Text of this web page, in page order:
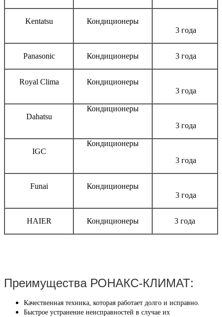
Kentatsu
Кондиционеры
3 года
Panasonic Кондиционеры 3 года
Royal Clima
Кондиционеры
3 года
Dahatsu
Кондиционеры
3 года
IGC
Кондиционеры
3 года
Funai
Кондиционеры
3 года
HAIER Кондиционеры 3 года
Преимущества РОНАКС-КЛИМАТ:
Качественная техника, которая работает долго и исправно.
Быстрое устранение неисправностей в случае их